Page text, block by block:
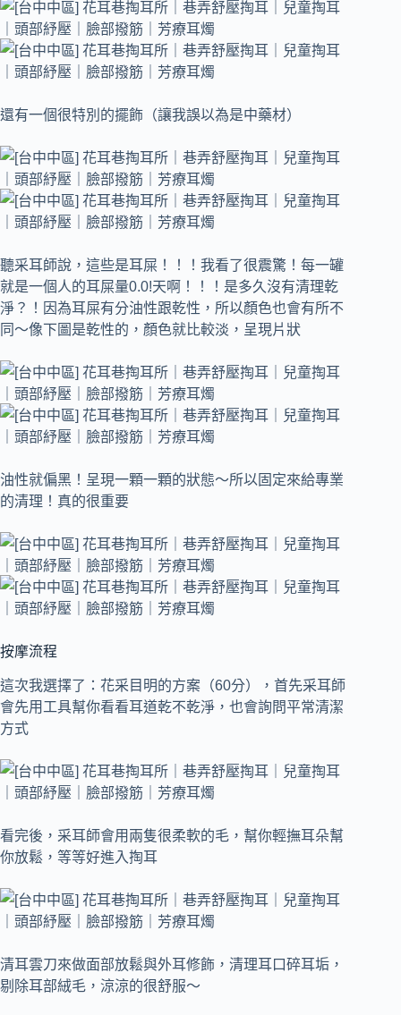
還有一個很特別的擺飾（讓我誤以為是中藥材）
聽采耳師說，這些是耳屎！！！我看了很震驚！每一罐
就是一個人的耳屎量0.0!天啊！！！是多久沒有清理乾
淨？！因為耳屎有分油性跟乾性，所以顏色也會有所不
同～像下圖是乾性的，顏色就比較淡，呈現片狀
油性就偏黑！呈現一顆一顆的狀態～所以固定來給專業
的清理！真的很重要
按摩流程
這次我選擇了：花采目明的方案（60分）， 首先采耳師
會先用工具幫你看看耳道乾不乾淨，也會詢問平常清潔
方式
看完後，采耳師會用兩隻很柔軟的毛，幫你輕撫耳朵幫
你放鬆，等等好進入掏耳
清耳雲刀來做面部放鬆與外耳修飾，清理耳口碎耳垢，
剔除耳部絨毛，涼涼的很舒服～